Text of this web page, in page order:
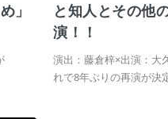
」
と知人とその他
演！！
演出：藤倉梓×出演：大
れで8年ぶりの再演が決